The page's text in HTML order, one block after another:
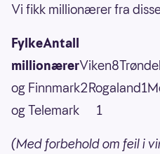
Vi fikk millionærer fra
FylkeAntall
millionærer
og
og Telemark 1
(Med forbehold om feil i